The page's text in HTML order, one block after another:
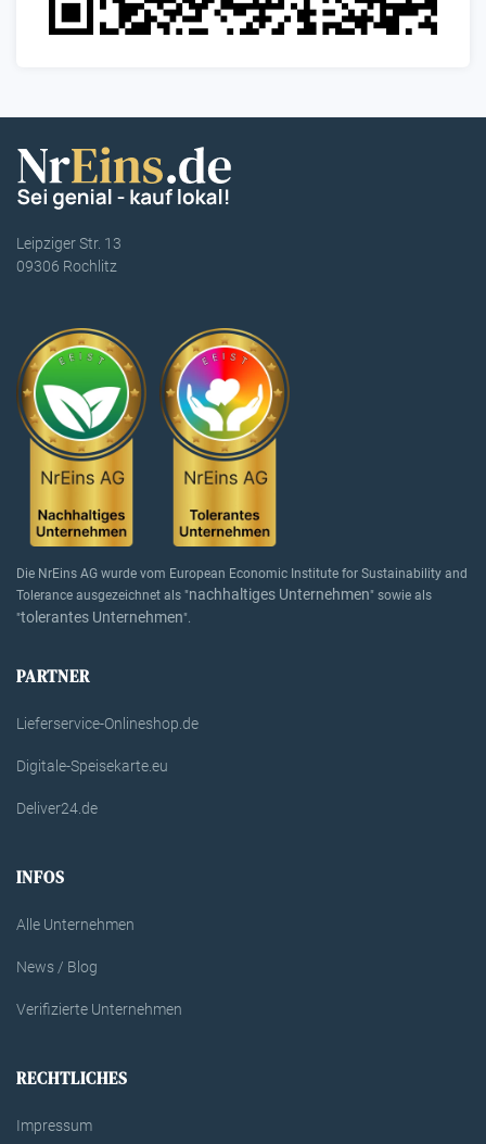
Leipziger Str. 13
09306 Rochlitz
Die NrEins AG wurde vom European Economic Institute for Sustainability and
Tolerance ausgezeichnet als "nachhaltiges Unternehmen" sowie als
"tolerantes Unternehmen".
PARTNER
Lieferservice-Onlineshop.de
Digitale-Speisekarte.eu
Deliver24.de
INFOS
Alle Unternehmen
News / Blog
Verifizierte Unternehmen
RECHTLICHES
Impressum